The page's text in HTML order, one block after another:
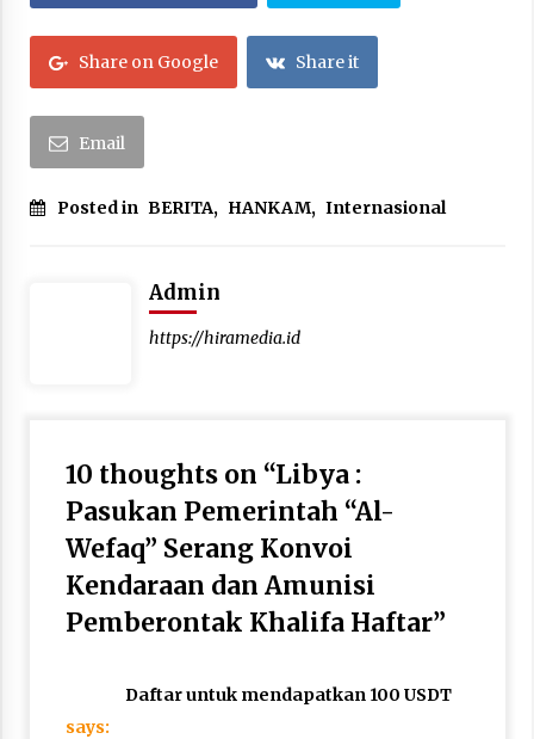
Share on Google Share it
Email
Posted in BERITA, HANKAM, Internasional
Admin
https://hiramedia.id
10 thoughts on “Libya :
Pasukan Pemerintah “Al-
Wefaq” Serang Konvoi
Kendaraan dan Amunisi
Pemberontak Khalifa Haftar”
Daftar untuk mendapatkan 100 USDT
says: